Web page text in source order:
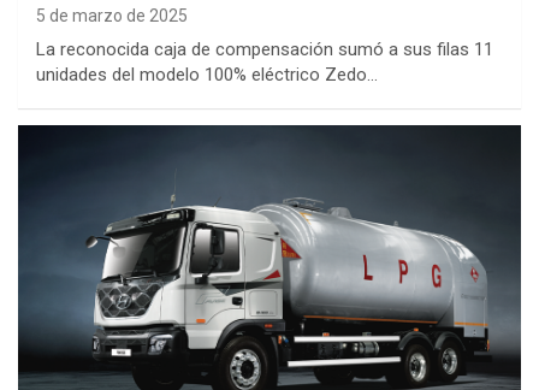
5 de marzo de 2025
La reconocida caja de compensación sumó a sus filas 11
unidades del modelo 100% eléctrico Zedo…